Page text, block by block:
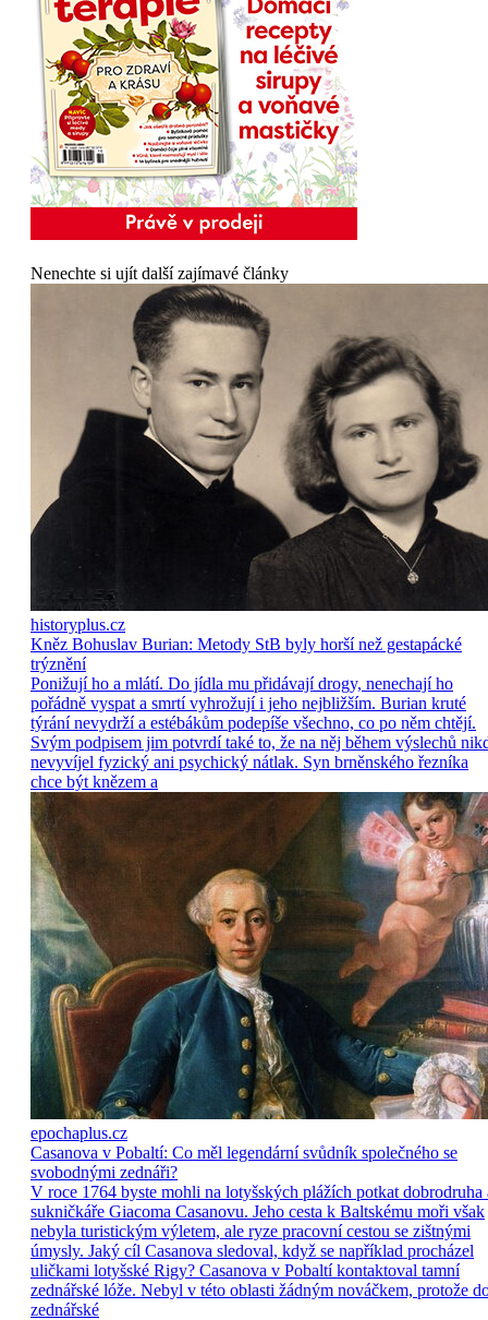
Nenechte si ujít další zajímavé články
historyplus.cz
Kněz Bohuslav Burian: Metody StB byly horší než gestapácké
trýznění
Ponižují ho a mlátí. Do jídla mu přidávají drogy, nenechají ho
pořádně vyspat a smrtí vyhrožují i jeho nejbližším. Burian kruté
týrání nevydrží a estébákům podepíše všechno, co po něm chtějí.
Svým podpisem jim potvrdí také to, že na něj během výslechů
nevyvíjel fyzický ani psychický nátlak. Syn brněnského řezníka
chce být knězem a
epochaplus.cz
Casanova v Pobaltí: Co měl legendární svůdník společného se
svobodnými zednáři?
V roce 1764 byste mohli na lotyšských plážích potkat dobrodruha
sukničkáře Giacoma Casanovu. Jeho cesta k Baltskému moři však
nebyla turistickým výletem, ale ryze pracovní cestou se zištnými
úmysly. Jaký cíl Casanova sledoval, když se například procházel
uličkami lotyšské Rigy? Casanova v Pobaltí kontaktoval tamní
zednářské lóže. Nebyl v této oblasti žádným nováčkem, protože
zednářské